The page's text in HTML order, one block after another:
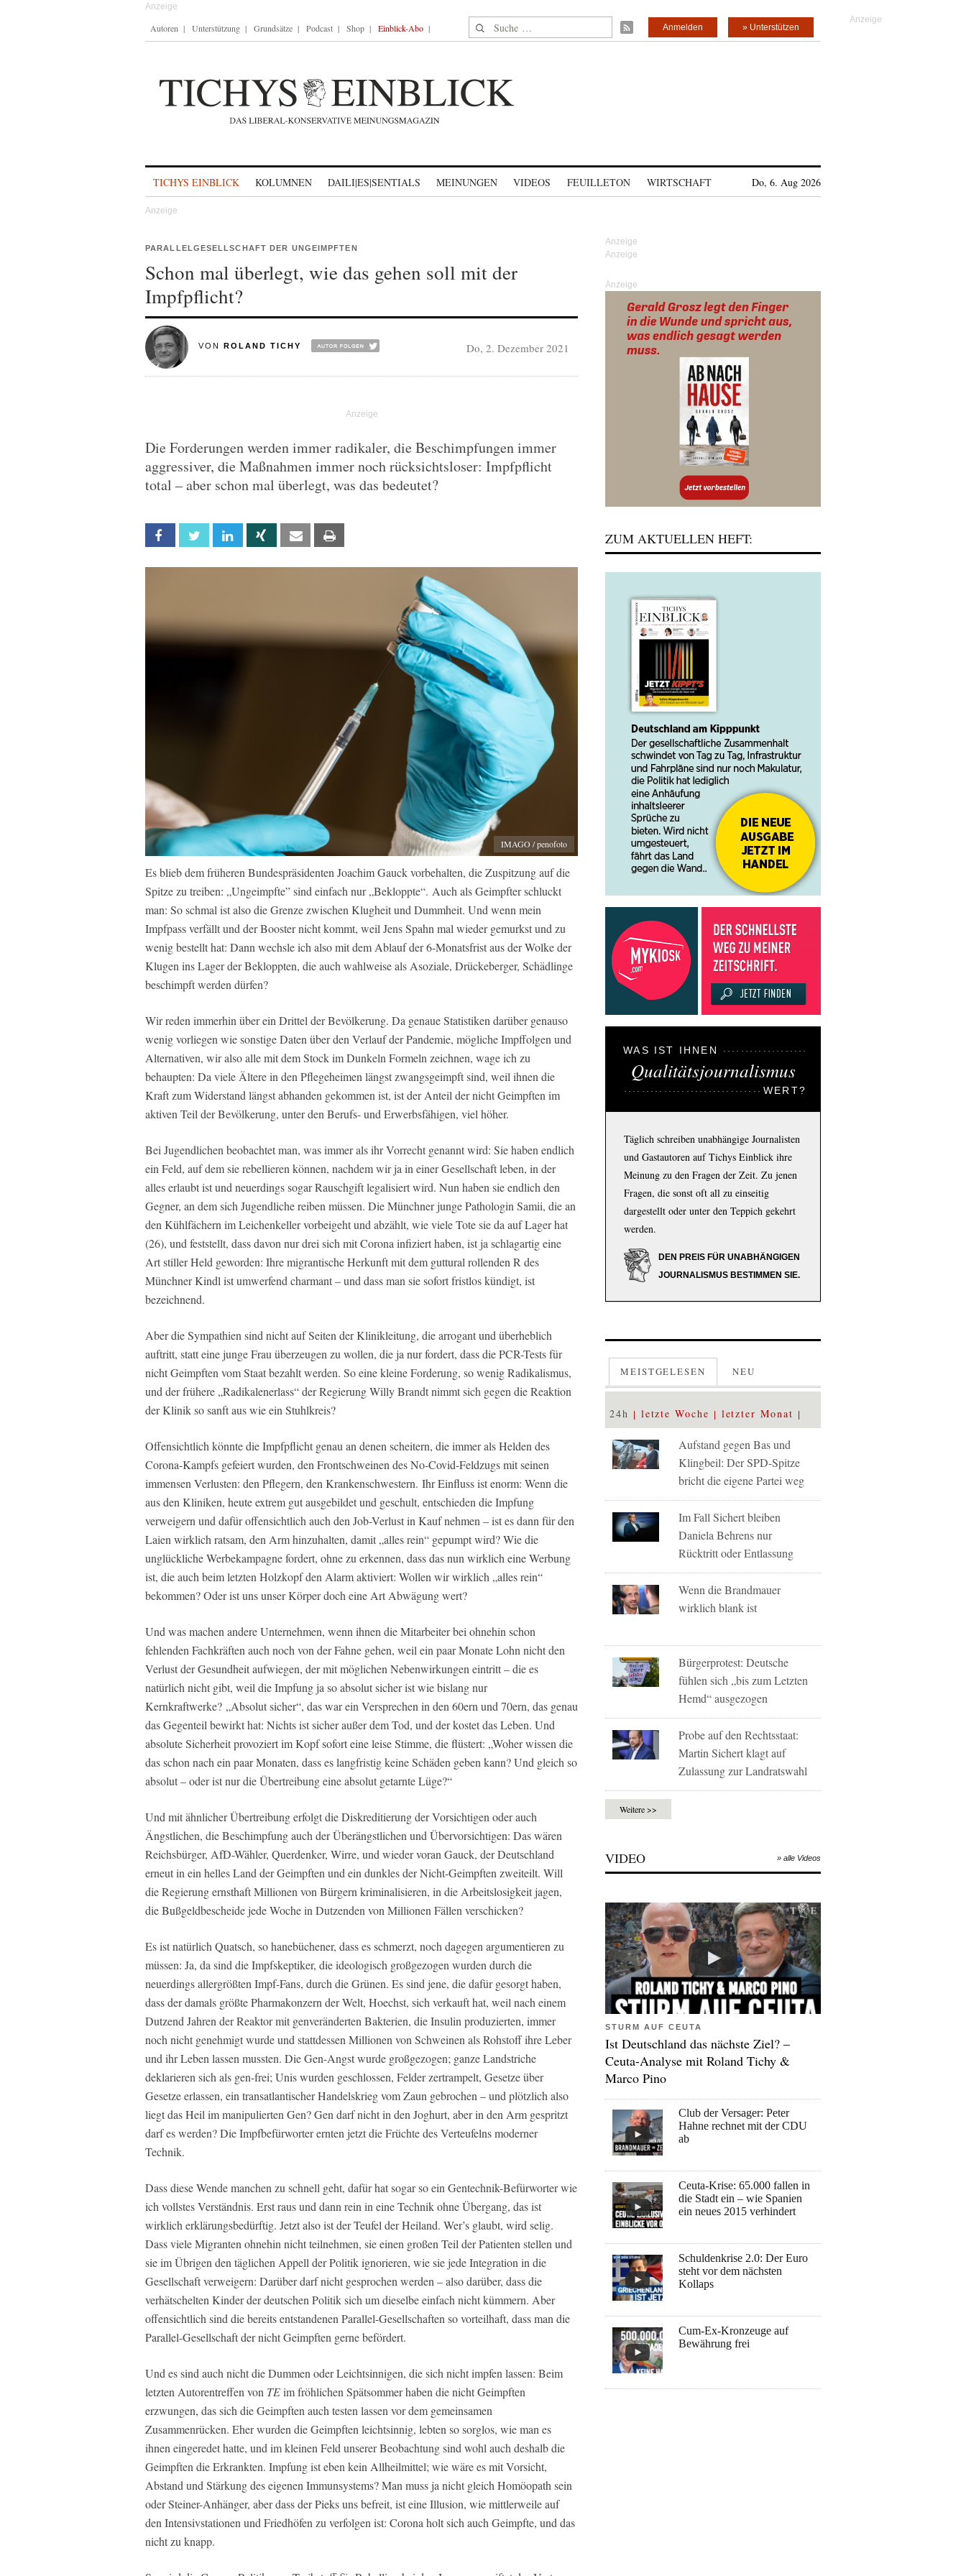
Autoren Unterstützung Grundsätze Podcast Shop Einblick-Abo Suche nach: » Unterstützen
Anmelden
TICHYS EINBLICK KOLUMNEN DAILI|ES|SENTIALS MEINUNGEN VIDEOS FEUILLETON WIRTSCHAFT Do, 6. Aug 2026
PARALLELGESELLSCHAFT DER UNGEIMPFTEN
Schon mal überlegt, wie das gehen soll mit der
Impfpflicht?
VON ROLAND TICHY Do, 2. Dezember 2021
Die Forderungen werden immer radikaler, die Beschimpfungen immer
aggressiver, die Maßnahmen immer noch rücksichtsloser: Impfpflicht
total – aber schon mal überlegt, was das bedeutet?
Facebook Twitter Linkedin Xing Email
IMAGO / penofoto
Es blieb dem früheren Bundespräsidenten Joachim Gauck vorbehalten, die Zuspitzung auf die
Spitze zu treiben: „Ungeimpfte” sind einfach nur „Bekloppte“. Auch als Geimpfter schluckt
man: So schmal ist also die Grenze zwischen Klugheit und Dummheit. Und wenn mein
Impfpass verfällt und der Booster nicht kommt, weil Jens Spahn mal wieder gemurkst und zu
wenig bestellt hat: Dann wechsle ich also mit dem Ablauf der 6-Monatsfrist aus der Wolke der
Klugen ins Lager der Bekloppten, die auch wahlweise als Asoziale, Drückeberger, Schädlinge
beschimpft werden dürfen?
Wir reden immerhin über ein Drittel der Bevölkerung. Da genaue Statistiken darüber genauso
wenig vorliegen wie sonstige Daten über den Verlauf der Pandemie, mögliche Impffolgen und
Alternativen, wir also alle mit dem Stock im Dunkeln Formeln zeichnen, wage ich zu
behaupten: Da viele Ältere in den Pflegeheimen längst zwangsgeimpft sind, weil ihnen die
Kraft zum Widerstand längst abhanden gekommen ist, ist der Anteil der nicht Geimpften im
aktiven Teil der Bevölkerung, unter den Berufs- und Erwerbsfähigen, viel höher.
Bei Jugendlichen beobachtet man, was immer als ihr Vorrecht genannt wird: Sie haben endlich
ein Feld, auf dem sie rebellieren können, nachdem wir ja in einer Gesellschaft leben, in der
alles erlaubt ist und neuerdings sogar Rauschgift legalisiert wird. Nun haben sie endlich den
Gegner, an dem sich Jugendliche reiben müssen. Die Münchner junge Pathologin Samii, die an
den Kühlfächern im Leichenkeller vorbeigeht und abzählt, wie viele Tote sie da auf Lager hat
(26), und feststellt, dass davon nur drei sich mit Corona infiziert haben, ist ja schlagartig eine
Art stiller Held geworden: Ihre migrantische Herkunft mit dem guttural rollenden R des
Münchner Kindl ist umwerfend charmant – und dass man sie sofort fristlos kündigt, ist
bezeichnend.
Aber die Sympathien sind nicht auf Seiten der Klinikleitung, die arrogant und überheblich
auftritt, statt eine junge Frau überzeugen zu wollen, die ja nur fordert, dass die PCR-Tests für
nicht Geimpften vom Staat bezahlt werden. So eine kleine Forderung, so wenig Radikalismus,
und der frühere „Radikalenerlass“ der Regierung Willy Brandt nimmt sich gegen die Reaktion
der Klinik so sanft aus wie ein Stuhlkreis?
Offensichtlich könnte die Impfpflicht genau an denen scheitern, die immer als Helden des
Corona-Kampfs gefeiert wurden, den Frontschweinen des No-Covid-Feldzugs mit seinen
immensen Verlusten: den Pflegern, den Krankenschwestern. Ihr Einfluss ist enorm: Wenn die
aus den Kliniken, heute extrem gut ausgebildet und geschult, entschieden die Impfung
verweigern und dafür offensichtlich auch den Job-Verlust in Kauf nehmen – ist es dann für den
Laien wirklich ratsam, den Arm hinzuhalten, damit „alles rein“ gepumpt wird? Wie die
unglückliche Werbekampagne fordert, ohne zu erkennen, dass das nun wirklich eine Werbung
ist, die auch beim letzten Holzkopf den Alarm aktiviert: Wollen wir wirklich „alles rein“
bekommen? Oder ist uns unser Körper doch eine Art Abwägung wert?
Und was machen andere Unternehmen, wenn ihnen die Mitarbeiter bei ohnehin schon
fehlenden Fachkräften auch noch von der Fahne gehen, weil ein paar Monate Lohn nicht den
Verlust der Gesundheit aufwiegen, der mit möglichen Nebenwirkungen eintritt – die es
natürlich nicht gibt, weil die Impfung ja so absolut sicher ist wie bislang nur
Kernkraftwerke? „Absolut sicher“, das war ein Versprechen in den 60ern und 70ern, das genau
das Gegenteil bewirkt hat: Nichts ist sicher außer dem Tod, und der kostet das Leben. Und
absolute Sicherheit provoziert im Kopf sofort eine leise Stimme, die flüstert: „Woher wissen die
das schon nach ein paar Monaten, dass es langfristig keine Schäden geben kann? Und gleich so
absolut – oder ist nur die Übertreibung eine absolut getarnte Lüge?“
Und mit ähnlicher Übertreibung erfolgt die Diskreditierung der Vorsichtigen oder auch
Ängstlichen, die Beschimpfung auch der Überängstlichen und Übervorsichtigen: Das wären
Reichsbürger, AfD-Wähler, Querdenker, Wirre, und wieder voran Gauck, der Deutschland
erneut in ein helles Land der Geimpften und ein dunkles der Nicht-Geimpften zweiteilt. Will
die Regierung ernsthaft Millionen von Bürgern kriminalisieren, in die Arbeitslosigkeit jagen,
die Bußgeldbescheide jede Woche in Dutzenden von Millionen Fällen verschicken?
Es ist natürlich Quatsch, so hanebüchener, dass es schmerzt, noch dagegen argumentieren zu
müssen: Ja, da sind die Impfskeptiker, die ideologisch großgezogen wurden durch die
neuerdings allergrößten Impf-Fans, durch die Grünen. Es sind jene, die dafür gesorgt haben,
dass der damals größte Pharmakonzern der Welt, Hoechst, sich verkauft hat, weil nach einem
Dutzend Jahren der Reaktor mit genveränderten Bakterien, die Insulin produzierten, immer
noch nicht genehmigt wurde und stattdessen Millionen von Schweinen als Rohstoff ihre Leber
und ihr Leben lassen mussten. Die Gen-Angst wurde großgezogen; ganze Landstriche
deklarieren sich als gen-frei; Unis wurden geschlossen, Felder zertrampelt, Gesetze über
Gesetze erlassen, ein transatlantischer Handelskrieg vom Zaun gebrochen – und plötzlich also
liegt das Heil im manipulierten Gen? Gen darf nicht in den Joghurt, aber in den Arm gespritzt
darf es werden? Die Impfbefürworter ernten jetzt die Früchte des Verteufelns moderner
Technik.
Dass diese Wende manchen zu schnell geht, dafür hat sogar so ein Gentechnik-Befürworter wie
ich vollstes Verständnis. Erst raus und dann rein in eine Technik ohne Übergang, das ist
wirklich erklärungsbedürftig. Jetzt also ist der Teufel der Heiland. Wer’s glaubt, wird selig.
Dass viele Migranten ohnehin nicht teilnehmen, sie einen großen Teil der Patienten stellen und
sie im Übrigen den täglichen Appell der Politik ignorieren, wie sie jede Integration in die
Gesellschaft verweigern: Darüber darf nicht gesprochen werden – also darüber, dass die
verhätschelten Kinder der deutschen Politik sich um dieselbe einfach nicht kümmern. Aber
offensichtlich sind die bereits entstandenen Parallel-Gesellschaften so vorteilhaft, dass man die
Parallel-Gesellschaft der nicht Geimpften gerne befördert.
Und es sind auch nicht die Dummen oder Leichtsinnigen, die sich nicht impfen lassen: Beim
letzten Autorentreffen von TEim fröhlichen Spätsommer haben die nicht Geimpften
erzwungen, das sich die Geimpften auch testen lassen vor dem gemeinsamen
Zusammenrücken. Eher wurden die Geimpften leichtsinnig, lebten so sorglos, wie man es
ihnen eingeredet hatte, und im kleinen Feld unserer Beobachtung sind wohl auch deshalb die
Geimpften die Erkrankten. Impfung ist eben kein Allheilmittel; wie wäre es mit Vorsicht,
Abstand und Stärkung des eigenen Immunsystems? Man muss ja nicht gleich Homöopath sein
oder Steiner-Anhänger, aber dass der Pieks uns befreit, ist eine Illusion, wie mittlerweile auf
den Intensivstationen und Friedhöfen zu verfolgen ist: Corona holt sich auch Geimpfte, und das
nicht zu knapp.
Anzeige
ZUM AKTUELLEN HEFT:
WAS IST IHNEN
Qualitätsjournalismus
WERT?
Täglich schreiben unabhängige Journalisten
und Gastautoren auf Tichys Einblick ihre
Meinung zu den Fragen der Zeit. Zu jenen
Fragen, die sonst oft all zu einseitig
dargestellt oder unter den Teppich gekehrt
werden.
DEN PREIS FÜR UNABHÄNGIGEN
JOURNALISMUS BESTIMMEN SIE.
MEISTGELESEN NEU
24h letzte Woche letzter Monat
Aufstand gegen Bas und
Klingbeil: Der SPD-Spitze
bricht die eigene Partei weg
Im Fall Sichert bleiben
Daniela Behrens nur
Rücktritt oder Entlassung
Wenn die Brandmauer
wirklich blank ist
Bürgerprotest: Deutsche
fühlen sich „bis zum Letzten
Hemd“ ausgezogen
Probe auf den Rechtsstaat:
Martin Sichert klagt auf
Zulassung zur Landratswahl
Weitere >>
VIDEO » alle Videos
STURM AUF CEUTA
Ist Deutschland das nächste Ziel? –
Ceuta-Analyse mit Roland Tichy &
Marco Pino
Club der Versager: Peter
Hahne rechnet mit der CDU
ab
Ceuta-Krise: 65.000 fallen in
die Stadt ein – wie Spanien
ein neues 2015 verhindert
Schuldenkrise 2.0: Der Euro
steht vor dem nächsten
Kollaps
Cum-Ex-Kronzeuge auf
Bewährung frei